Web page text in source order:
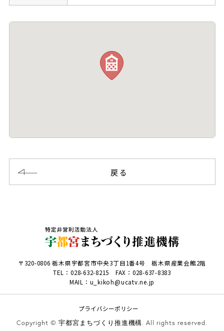
戻る
〒320-0806 栃木県宇都宮市中央3丁目1番4号 栃木県産業会館2階
TEL：028-632-8215 FAX：028-637-8383
MAIL：u_kikoh@ucatv.ne.jp
プライバシーポリシー
Copyright © 宇都宮まちづくり推進機構. All rights reserved.